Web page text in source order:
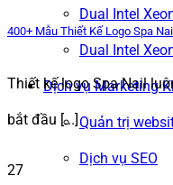
Dual Intel
Dual Intel
Dịch vụ Marketing
Quản trị
Dịch vụ SEO
400+ Mẫu Thiết Kế Logo Spa
Thiết kế logo Spa Nail
bắt đầu [...]
27